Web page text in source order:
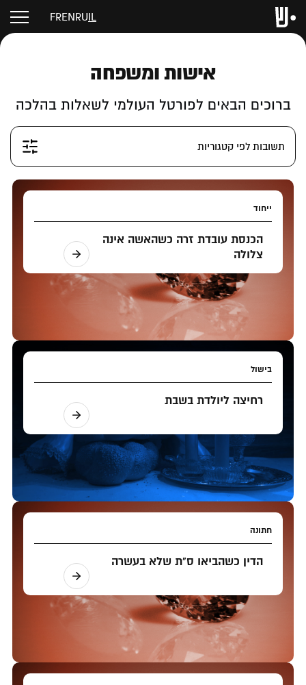
IL
RU
EN
FR
אישות ומשפחה
ברוכים הבאים לפורטל העולמי לשאלות בהלכה
תשובות לפי קטגוריות
ייחוד
הכנסת עובדת זרה כשהאשה אינה
צלולה
בישול
רחיצה ליולדת בשבת
חתונה
הדין כשהביאו ס"ת שלא בעשרה